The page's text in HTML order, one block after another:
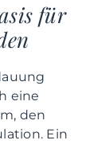
für
eine
den
Ein